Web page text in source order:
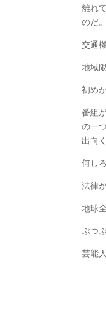
離れ
のだ。
交通
地域
初め
番組
の一
出向
何し
法律
地球
ぶつ
芸能